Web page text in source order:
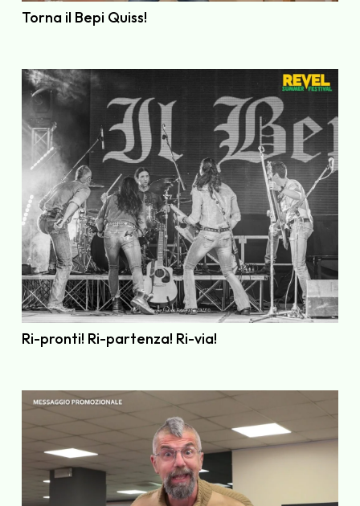
Torna il Bepi Quiss!
Ri-pronti! Ri-partenza! Ri-via!